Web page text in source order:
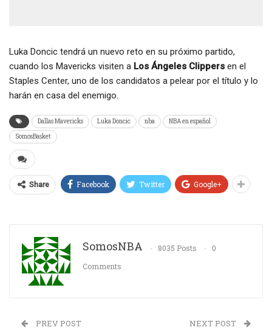
Luka Doncic tendrá un nuevo reto en su próximo partido,
cuando los Mavericks visiten a Los Ángeles Clippers en el
Staples Center, uno de los candidatos a pelear por el título y lo
harán en casa del enemigo.
Dallas Mavericks Luka Doncic nba
NBA en español
SomosBasket
Share Facebook Twitter Google+
SomosNBA 8035 Posts
0
Comments
PREV POST NEXT POST